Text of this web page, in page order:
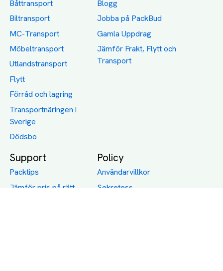
Båttransport
Biltransport
MC-Transport
Möbeltransport
Utlandstransport
Flytt
Förråd och lagring
Transportnäringen i
Sverige
Dödsbo
Blogg
Jobba på PackBud
Gamla Uppdrag
Jämför Frakt, Flytt och
Transport
Support
Packtips
Jämför pris på rätt
Policy
Användarvillkor
Sekretess